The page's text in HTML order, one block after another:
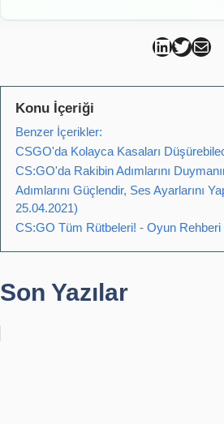
Can Kütahya Linkedin
Can Kütahya Twitter
Can Kütahya Mail
Konu İçeriği
Benzer İçerikler:
CSGO'da Kolayca Kasaları
CS:GO'da Rakibin Adımlarını
Adımlarını Güçlendir, Ses Ayarlarını
25.04.2021)
CS:GO Tüm Rütbeleri! - Oyun Rehberi
Son Yazılar